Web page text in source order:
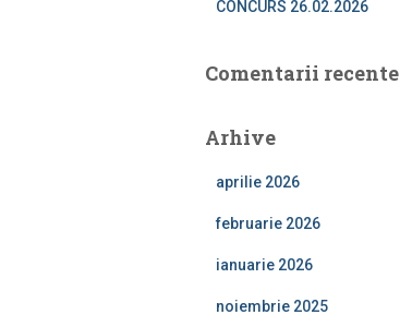
CONCURS 26.02.2026
Comentarii recente
Arhive
aprilie 2026
februarie 2026
ianuarie 2026
noiembrie 2025